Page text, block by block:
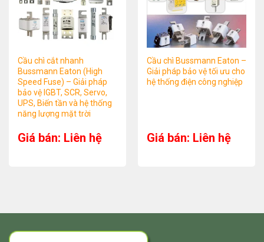
Cầu chì cắt nhanh
Bussmann Eaton (High
Speed Fuse) – Giải pháp
bảo vệ IGBT, SCR, Servo,
UPS, Biến tần và hệ thống
năng lượng mặt trời
Giá bán: Liên hệ
Cầu chì Bussmann Eaton –
Giải pháp bảo vệ tối ưu cho
hệ thống điện công nghiệp
Giá bán: Liên hệ